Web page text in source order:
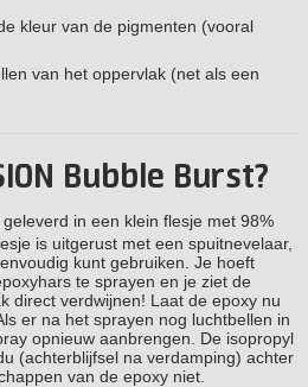
kleur van de pigmenten (vooral
van het oppervlak (net als een
Bubble Burst?
in een klein flesje met 98%
is uitgerust met een spuitnevelaar,
kunt gebruiken. Je hoeft
te sprayen en je ziet de
direct verdwijnen! Laat de epoxy nu
er na het sprayen nog luchtbellen in
opnieuw aanbrengen. De isopropyl
(achterblijfsel na verdamping) achter
van de epoxy niet.